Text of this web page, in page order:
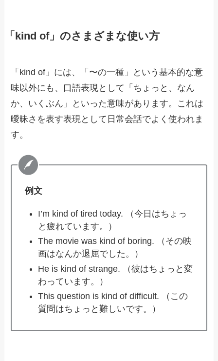
「kind of」のさまざまな使い方
「kind of」には、「〜の一種」という基本的な意
味以外にも、口語表現として「ちょっと、なん
か、いくぶん」といった意味があります。これは
曖昧さを表す表現として日常会話でよく使われま
す。
例文
I’m kind of tired today. （今日はちょっ
と疲れています。）
The movie was kind of boring. （その映
画はなんか退屈でした。）
He is kind of strange. （彼はちょっと変
わっています。）
This question is kind of difficult. （この
質問はちょっと難しいです。）